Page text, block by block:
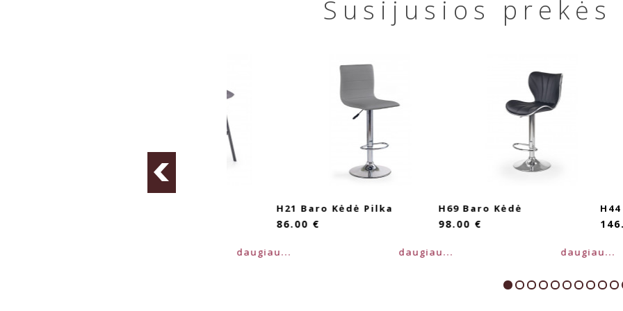
Susijusios prekės
daugiau...
H21 Baro Kėdė Pilka
86.00 €
daugiau...
H69 Baro Kėdė
98.00 €
daugiau...
H44 Baro
146.00 €